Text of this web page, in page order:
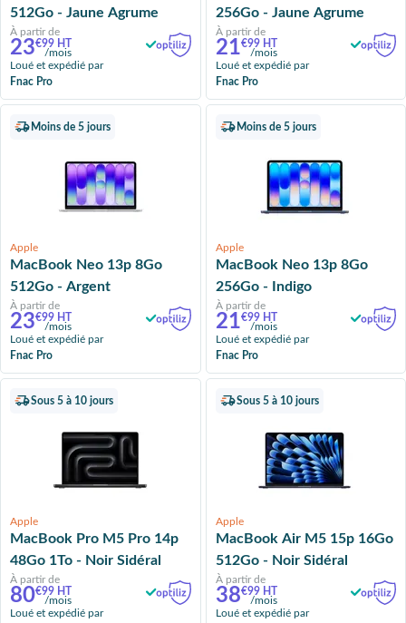
512Go - Jaune Agrume
À partir de
23€99 HT
/mois
Loué et expédié par
Fnac Pro
256Go - Jaune Agrume
À partir de
21€99 HT
/mois
Loué et expédié par
Fnac Pro
Moins de 5 jours
Apple
MacBook Neo 13p 8Go
512Go - Argent
À partir de
23€99 HT
/mois
Loué et expédié par
Fnac Pro
Moins de 5 jours
Apple
MacBook Neo 13p 8Go
256Go - Indigo
À partir de
21€99 HT
/mois
Loué et expédié par
Fnac Pro
Sous 5 à 10 jours
Apple
MacBook Pro M5 Pro 14p
48Go 1To - Noir Sidéral
À partir de
80€99 HT
/mois
Loué et expédié par
Sous 5 à 10 jours
Apple
MacBook Air M5 15p 16Go
512Go - Noir Sidéral
À partir de
38€99 HT
/mois
Loué et expédié par